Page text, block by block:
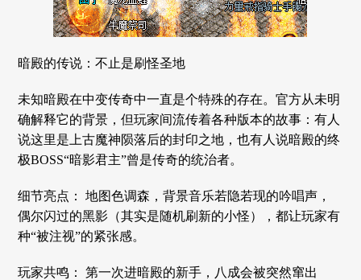
暗殿的传说：不止是刷怪圣地
未知暗殿在中变传奇中一直是个特殊的存在。官方从未明
确解释它的背景，但玩家间流传着各种版本的故事：有人
说这里是上古魔神陨落后的封印之地，也有人说暗殿的终
极BOSS“暗影君主”曾是传奇的统治者。
细节亮点： 地图色调森，背景音乐若隐若现的吟唱声，
偶尔闪过的黑影（其实是随机刷新的小怪），都让玩家有
种“被注视”的紧张感。
玩家共鸣： 第一次进暗殿的新手，八成会被突然窜出